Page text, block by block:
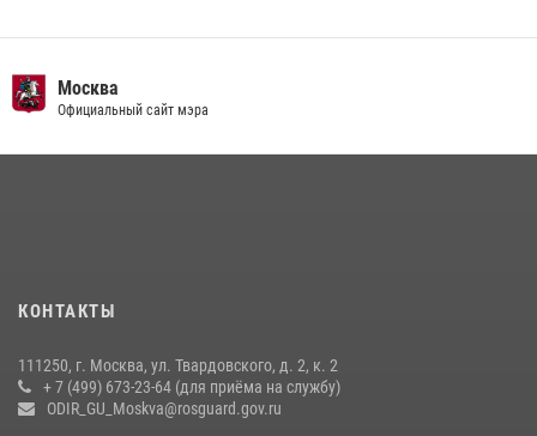
чемпионат по самбо (виео)
15 июля 2026, 14:00 8
Центр профессиональной подготовки сотрудников
матче в Москве обеспечила Росгвардия (видео)
Росгвардецы проверили места массового пребывания молодежи в
районе Китай-города (видео)
Москва
Официальный сайт мэра
КОНТАКТЫ
111250, г. Москва, ул. Твардовского, д. 2, к. 2
+ 7 (499) 673-23-64 (для приёма на службу)
ODIR_GU_Moskva@rosguard.gov.ru